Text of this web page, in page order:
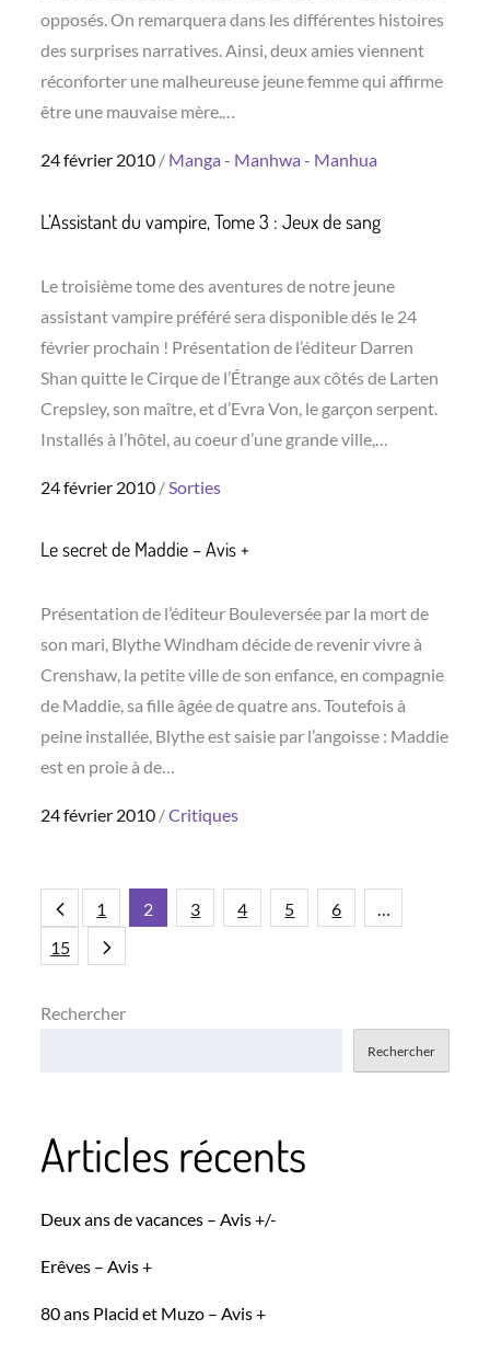
opposés. On remarquera dans les différentes histoires
des surprises narratives. Ainsi, deux amies viennent
réconforter une malheureuse jeune femme qui affirme
être une mauvaise mère.…
Posted
24 février 2010 Manga - Manhwa - Manhua
L’Assistant du vampire, Tome 3 : Jeux de sang
Le troisième tome des aventures de notre jeune
assistant vampire préféré sera disponible dés le 24
février prochain ! Présentation de l’éditeur Darren
Shan quitte le Cirque de l’Étrange aux côtés de Larten
Crepsley, son maître, et d’Evra Von, le garçon serpent.
Installés à l’hôtel, au coeur d’une grande ville,…
Posted
24 février 2010 Sorties
Le secret de Maddie – Avis +
Présentation de l’éditeur Bouleversée par la mort de
son mari, Blythe Windham décide de revenir vivre à
Crenshaw, la petite ville de son enfance, en compagnie
de Maddie, sa fille âgée de quatre ans. Toutefois à
peine installée, Blythe est saisie par l’angoisse : Maddie
est en proie à de…
Posted
24 février 2010 Critiques
Pagination
des
1 2 3 4 5 6
…
15
Rechercher
Rechercher
Articles récents
Deux ans de vacances – Avis +/-
Erêves – Avis +
80 ans Placid et Muzo – Avis +